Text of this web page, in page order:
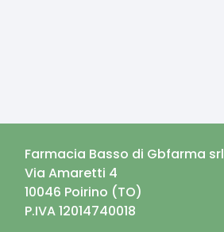
Farmacia Basso di Gbfarma srl
Via Amaretti 4
10046 Poirino (TO)
P.IVA12014740018